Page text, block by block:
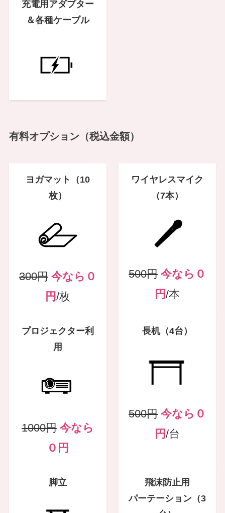
充電用アダプター
＆各種ケーブル
有料オプション（税込金額）
ヨガマット（10
枚）
300円 今なら０
円/枚
ワイヤレスマイク
（7本）
500円 今なら ０
円/本
プロジェクター利
用
1000円 今なら
０円
長机（4台）
500円 今なら０
円/台
脚立
飛沫防止用
パーテーション（3